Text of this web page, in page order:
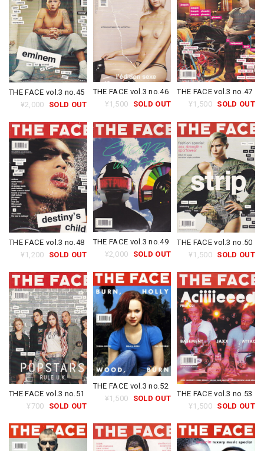
THE FACE vol.3 no.45
¥2,000
SOLD OUT
THE FACE vol.3 no.46
¥1,500
SOLD OUT
THE FACE vol.3 no.47
¥1,500 SOLD OUT
THE FACE vol.3 no.48
¥1,200
SOLD OUT
THE FACE vol.3 no.49
¥2,000
SOLD OUT
THE FACE vol.3 no.50
¥1,500 SOLD OUT
THE FACE vol.3 no.51
¥700
SOLD OUT
THE FACE vol.3 no.52
¥1,500
SOLD OUT
THE FACE vol.3 no.53
¥1,500 SOLD OUT